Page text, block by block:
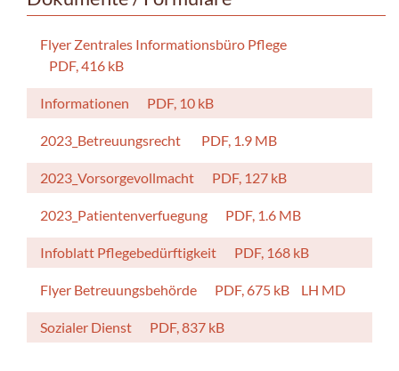
Flyer Zentrales Informationsbüro Pflege
PDF, 416 kB
Informationen PDF, 10 kB
2023_Betreuungsrecht PDF, 1.9 MB
2023_Vorsorgevollmacht PDF, 127 kB
2023_Patientenverfuegung PDF, 1.6 MB
Infoblatt Pflegebedürftigkeit PDF, 168 kB
Flyer Betreuungsbehörde PDF, 675 kB LH MD
Sozialer Dienst PDF, 837 kB